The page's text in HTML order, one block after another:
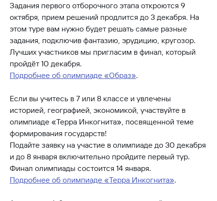
Задания первого отборочного этапа откроются 9
октября, прием решений продлится до 3 декабря. На
этом туре вам нужно будет решать самые разные
задания, подключив фантазию, эрудицию, кругозор.
Лучших участников мы пригласим в финал, который
пройдёт 10 декабря.
Подробнее об олимпиаде «Образ».
Если вы учитесь в 7 или 8 классе и увлечены
историей, географией, экономикой, участвуйте в
олимпиаде «Терра Инкогнита», посвященной теме
формирования государств!
Подайте заявку на участие в олимпиаде до 30 декабря
и до 8 января включительно пройдите первый тур.
Финал олимпиады состоится 14 января.
Подробнее об олимпиаде «Терра Инкогнита».